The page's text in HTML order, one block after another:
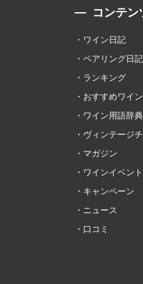
コンテン
ワイン日記
ペアリング日記
ランキング
おすすめワイ
ワイン用語辞典
ヴィンテージ
マガジン
ワインイベント
キャンペーン
ニュース
口コミ